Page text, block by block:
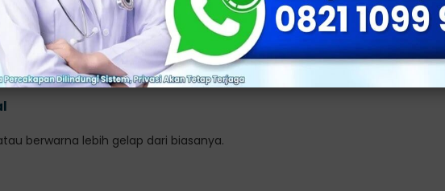
memiliki bau yang tidak biasa dan berbeda dari biasanya.
berwarna lebih gelap dari biasanya.